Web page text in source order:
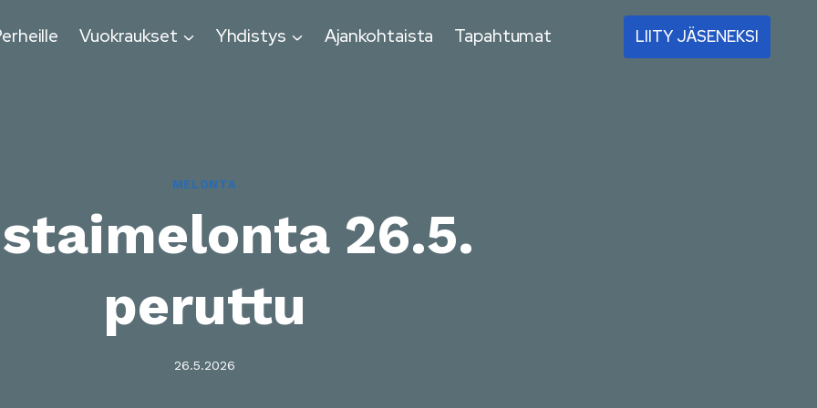
Vuokraukset Yhdistys Ajankohtaista Tapahtumat LIITY JÄSENEKSI
MELONTA
26.5.
peruttu
26.5.2026